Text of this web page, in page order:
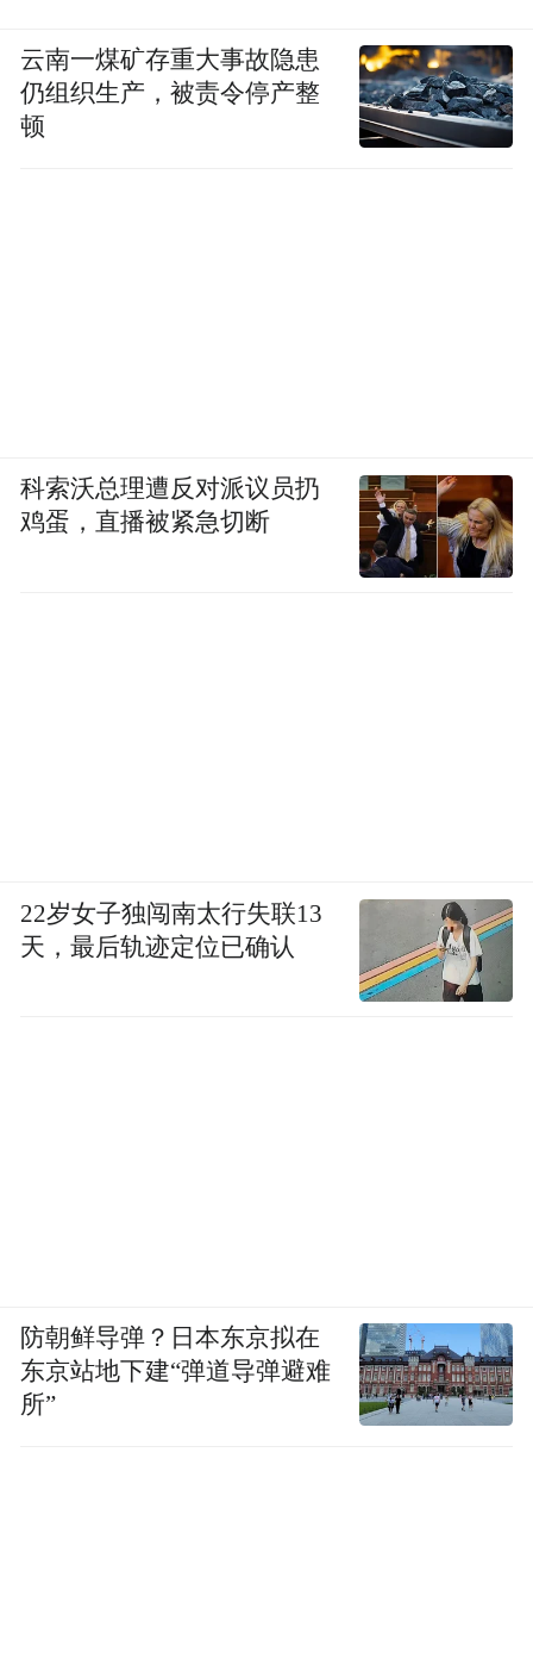
云南一煤矿存重大事故隐患
仍组织生产，被责令停产整
顿
科索沃总理遭反对派议员扔
鸡蛋，直播被紧急切断
22岁女子独闯南太行失联13
天，最后轨迹定位已确认
防朝鲜导弹？日本东京拟在
东京站地下建“弹道导弹避难
所”